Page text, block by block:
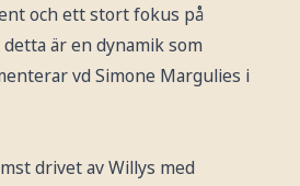
och ett stort fokus på
är en dynamik som
vd Simone Margulies i
drivet av Willys med